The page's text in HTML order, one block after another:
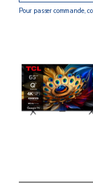
Pour passer commande,